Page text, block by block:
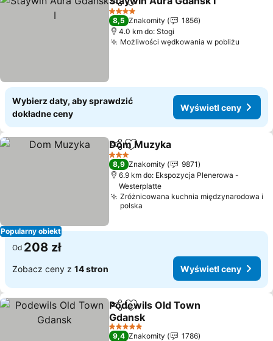
Udostępnij
Dodaj do ulubionych
4 Kategoria
8,5 Znakomity
1856
4.0 km do: Stogi
Możliwości wędkowania w pobliżu
Wybierz daty, aby sprawdzić
dokładne ceny
Wyświetl ceny
Popularny obiekt
Udostępnij
Dodaj do ulubionych
Dom Muzyka
3 Kategoria
8,9 Znakomity
9871
6.9 km do: Ekspozycja Plenerowa -
Westerplatte
Zróżnicowana kuchnia międzynarodowa i
polska
Od 208 zł
Zobacz ceny z 14 stron Wyświetl ceny
UdostępnijDodaj do ulubionych
Podewils Old Town
Gdansk
Wyświetl ceny
5 Kategoria
9,4 Znakomity
1786